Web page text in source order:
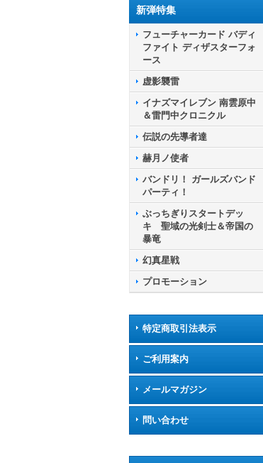
新弾特集
フューチャーカード バディ
ファイト ディザスターフォ
ース
虚影襲雷
イナズマイレブン 南雲原中
＆雷門中クロニクル
伝説の先導者達
赫月ノ使者
バンドリ！ ガールズバンド
パーティ！
ぶっちぎりスタートデッ
キ 聖域の光剣士＆帝国の
暴竜
幻真星戦
プロモーション
特定商取引法表示
ご利用案内
メールマガジン
問い合わせ